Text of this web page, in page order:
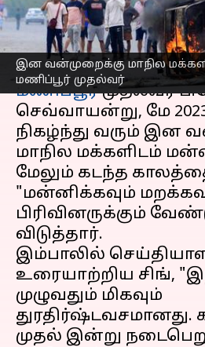
இன வன்முறைக்கு மாநில
மணிப்பூர் முதல்வர்
எழுதியவர் Venkatalakshmi V Dec 31,
செய்தி முன்னோட்டம்
மணிப்பூர்முதல்வர்
செவ்வாயன்று, மே
நிகழ்ந்து வரும் இன
மாநில மக்களிடம்
மேலும் கடந்த
"மன்னிக்கவும்
பிரிவினருக்கும்
விடுத்தார்.
இம்பாலில்
உரையாற்றிய சிங்,
முழுவதும் மிகவும்
துரதிர்ஷ்டவசமானது.
முதல் இன்று